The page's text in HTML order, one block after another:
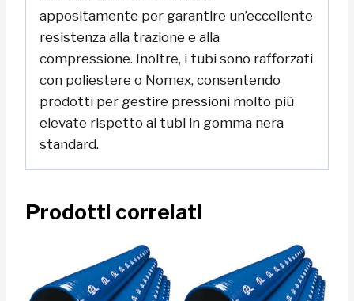
appositamente per garantire un’eccellente
resistenza alla trazione e alla
compressione. Inoltre, i tubi sono rafforzati
con poliestere o Nomex, consentendo
prodotti per gestire pressioni molto più
elevate rispetto ai tubi in gomma nera
standard.
Prodotti correlati